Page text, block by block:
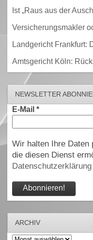
Ist „Raus aus der
Versicherungsmakler
Landgericht Frankfurt:
Amtsgericht Köln:
NEWSLETTER
E-Mail *
Wir halten Ihre
die diesen Dienst
Datenschutzerklärung
ARCHIV
Archiv